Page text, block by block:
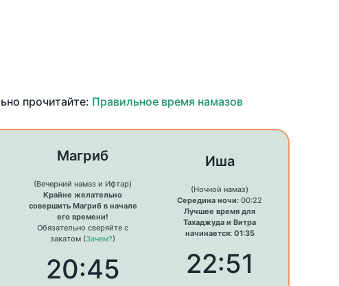
прочитайте: Правильное время намазов
Магриб
(Вечерний намаз и Ифтар)
Крайне желательно
совершить Магриб в начале
его времени!
Обязательно сверяйте с
закатом (Зачем?)
20:45
Иша
(Ночной намаз)
Середина ночи: 00:22
Лучшее время для
Тахаджуда и Витра
начинается: 01:35
22:51